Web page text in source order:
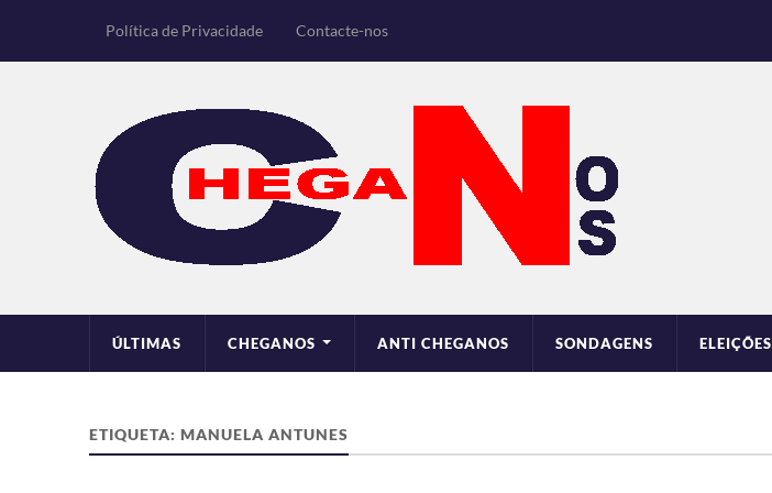
Política de Privacidade Contacte-nos
ÚLTIMAS CHEGANOS ANTI CHEGANOS SONDAGENS ELEIÇÕES
ETIQUETA: MANUELA ANTUNES